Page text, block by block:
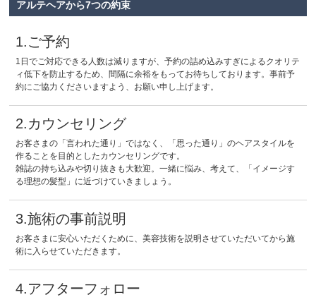
アルテヘアから7つの約束
1.ご予約
1日でご対応できる人数は減りますが、予約の詰め込みすぎによるクオリテ
ィ低下を防止するため、間隔に余裕をもってお待ちしております。事前予
約にご協力くださいますよう、お願い申し上げます。
2.カウンセリング
お客さまの「言われた通り」ではなく、「思った通り」のヘアスタイルを
作ることを目的としたカウンセリングです。
雑誌の持ち込みや切り抜きも大歓迎。一緒に悩み、考えて、「イメージす
る理想の髪型」に近づけていきましょう。
3.施術の事前説明
お客さまに安心いただくために、美容技術を説明させていただいてから施
術に入らせていただきます。
4.アフターフォロー